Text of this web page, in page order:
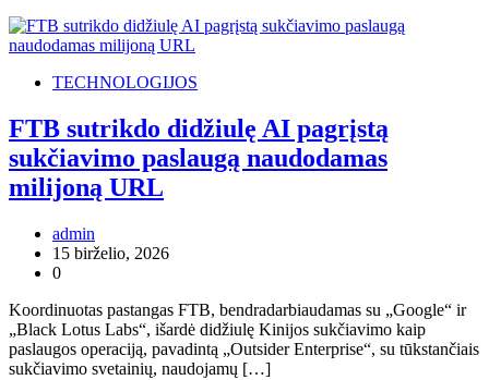
TECHNOLOGIJOS
FTB sutrikdo didžiulę AI pagrįstą
sukčiavimo paslaugą naudodamas
milijoną URL
admin
15 birželio, 2026
0
Koordinuotas pastangas FTB, bendradarbiaudamas su „Google“ ir
„Black Lotus Labs“, išardė didžiulę Kinijos sukčiavimo kaip
paslaugos operaciją, pavadintą „Outsider Enterprise“, su tūkstančiais
sukčiavimo svetainių, naudojamų […]